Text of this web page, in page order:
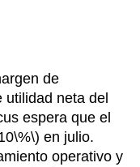
de
utilidad neta del
espera que el
en julio.
operativo y